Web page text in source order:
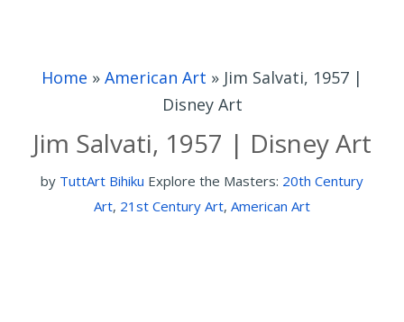
Home » American Art » Jim Salvati, 1957 |
Disney Art
Jim Salvati, 1957 | Disney Art
by TuttArt Bihiku Explore the Masters: 20th Century
Art, 21st Century Art, American Art